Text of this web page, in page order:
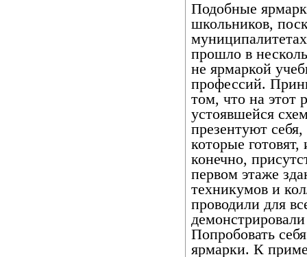
Подобные
школьников,
прошло в
не ярмаркой
профессий.
том, что на этот
устоявшейся
презентуют
которые
конечно,
первом этаже
техникумов и
проводили для
Попробовать
ярмарки. К